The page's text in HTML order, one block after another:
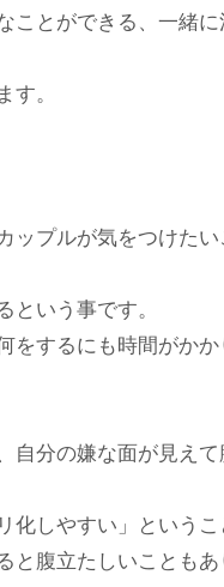
ことができる、一緒
す。
ップルが気をつけたい
という事です。
をするにも時間がか
自分の嫌な面が見え
化しやすい」という
と腹立たしいことも